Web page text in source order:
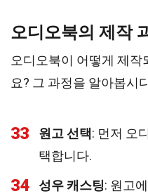
오디오북의 제작
오디오북이 어떻게 제
요? 그 과정을 알아봅시
33 원고 선택: 먼저 오
택합니다.
34 성우 캐스팅: 원고